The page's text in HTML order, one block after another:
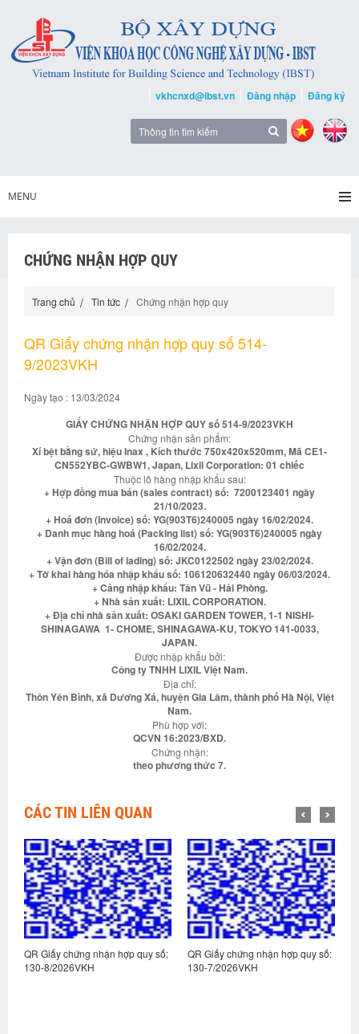
vkhcnxd@ibst.vn Đăng nhập Đăng ký
MENU
CHỨNG NHẬN HỢP QUY
Trang chủ Tin tức Chứng nhận hợp quy
QR Giấy chứng nhận hợp quy số 514-
9/2023VKH
Ngày tạo : 13/03/2024
GIẤY CHỨNG NHẬN HỢP QUY số 514-9/2023VKH
Chứng nhận sản phẩm:
Xí bệt bằng sứ, hiệu Inax , Kích thước 750x420x520mm, Mã CE1-
CN552YBC-GWBW1, Japan, Lixil Corporation: 01 chiếc
Thuộc lô hàng nhập khẩu sau:
+ Hợp đồng mua bán (sales contract) số: 7200123401 ngày
21/10/2023.
+ Hoá đơn (Invoice) số: YG(903T6)240005 ngày 16/02/2024.
+ Danh mục hàng hoá (Packing list) số: YG(903T6)240005 ngày
16/02/2024.
+ Vận đơn (Bill of lading) số: JKC0122502 ngày 23/02/2024.
+ Tờ khai hàng hóa nhập khẩu số: 106120632440 ngày 06/03/2024.
+ Cảng nhập khẩu: Tân Vũ - Hải Phòng.
+ Nhà sản xuất: LIXIL CORPORATION.
+ Địa chỉ nhà sản xuất: OSAKI GARDEN TOWER, 1-1 NISHI-
SHINAGAWA 1- CHOME, SHINAGAWA-KU, TOKYO 141-0033,
JAPAN.
Được nhập khẩu bởi:
Công ty TNHH LIXIL Việt Nam.
Địa chỉ:
Thôn Yên Bình, xã Dương Xá, huyện Gia Lâm, thành phố Hà Nội, Việt
Nam.
Phù hợp với:
QCVN 16:2023/BXD.
Chứng nhận:
theo phương thức 7.
CÁC TIN LIÊN QUAN
QR Giấy chứng nhận hợp quy số:
130-8/2026VKH
QR Giấy chứng nhận hợp quy số:
130-7/2026VKH